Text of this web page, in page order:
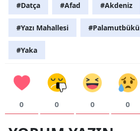
#Datça #Afad #Akdeniz
#Yazı Mahallesi #Palamutbükü
#Yaka
0 0 0 0